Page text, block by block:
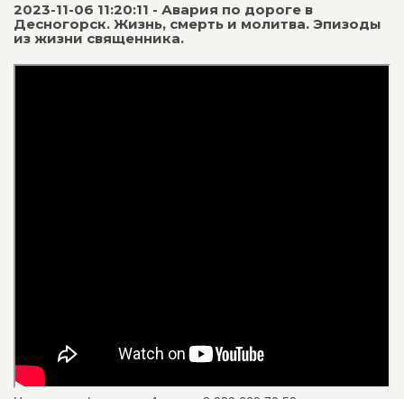
2023-11-06 11:20:11 - Авария по дороге в
Десногорск. Жизнь, смерть и молитва. Эпизоды
из жизни священника.